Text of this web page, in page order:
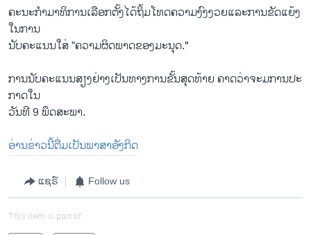
ຄະ​ນະ​ກຳ​ມາ​ທິ​ການ​ເລືອກ​ຕັ້ງ​ໄດ້​ຖິ້ມ​ໂທດ​ຄວາມ​ງົງ​ງວຍ​ແລະ​ການ​ຂັດ​ແຍ້ງ​
ໃນ​ການ​
ນັບຄະແນນໃສ່ “ຄວາມຜິດພາດຂອງມະນຸດ."
ການ​ນັບ​ຄະ​ແນນ​ສຽງ​ຢ່າງ​ເປັນ​ທາງ​ການ​ຂັ້ນ​ສຸດ​ທ້າຍ ຄາດ​ວ່າ​ຈະ​ມ​ການ​ປະ​
ກາດ​ໃນ
ວັນທີ 9 ພຶດສະພາ.
ອ່ານ​ຂ່າວນີ້​ຕື່ມ​ເປັນ​ພາ​ສາ​ອັງ​ກິດ
ແຊຣ໌ Follow us
This item is part of